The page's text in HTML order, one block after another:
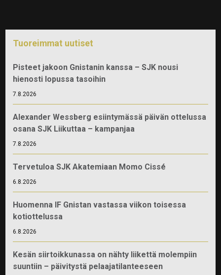
Tuoreimmat uutiset
Pisteet jakoon Gnistanin kanssa – SJK nousi
hienosti lopussa tasoihin
7.8.2026
Alexander Wessberg esiintymässä päivän ottelussa
osana SJK Liikuttaa – kampanjaa
7.8.2026
Tervetuloa SJK Akatemiaan Momo Cissé
6.8.2026
Huomenna IF Gnistan vastassa viikon toisessa
kotiottelussa
6.8.2026
Kesän siirtoikkunassa on nähty liikettä molempiin
suuntiin – päivitystä pelaajatilanteeseen